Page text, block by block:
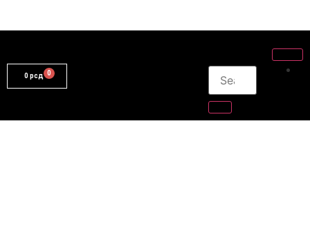
0рсд